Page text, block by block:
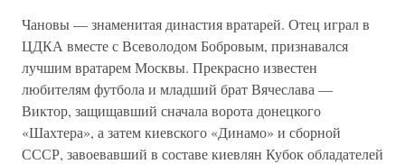
Чановы — знаменитая династия вратарей. Отец играл в
ЦДКА вместе с Всеволодом Бобровым, признавался
лучшим вратарем Москвы. Прекрасно известен
любителям футбола и младший брат Вячеслава —
Виктор, защищавший сначала ворота донецкого
«Шахтера», а затем киевского «Динамо» и сборной
СССР, завоевавший в составе киевлян Кубок обладателей